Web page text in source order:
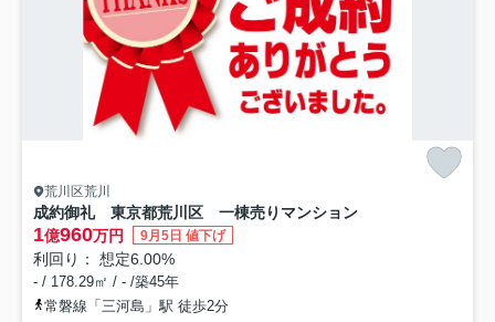
荒川区荒川
成約御礼 東京都荒川区 一棟売りマンション
1億960万円 9月5日 値下げ
利回り： 想定6.00%
- / 178.29㎡ / - /築45年
常磐線「三河島」駅 徒歩2分